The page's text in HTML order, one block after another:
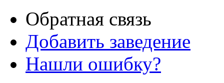
Обратная связь
Добавить заведение
Нашли ошибку?